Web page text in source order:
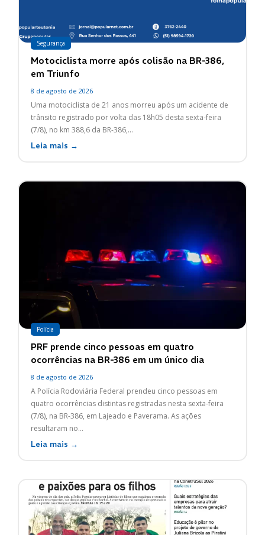
Segurança
Motociclista morre após colisão na BR-386,
em Triunfo
8 de agosto de 2026
Uma motociclista de 21 anos morreu após um acidente de
trânsito registrado por volta das 18h05 desta sexta-feira
(7/8), no km 388,6 da BR-386,...
Leia mais →
Polícia
PRF prende cinco pessoas em quatro
ocorrências na BR-386 em um único dia
8 de agosto de 2026
A Polícia Rodoviária Federal prendeu cinco pessoas em
quatro ocorrências distintas registradas nesta sexta-feira
(7/8), na BR-386, em Lajeado e Paverama. As ações
resultaram no...
Leia mais →